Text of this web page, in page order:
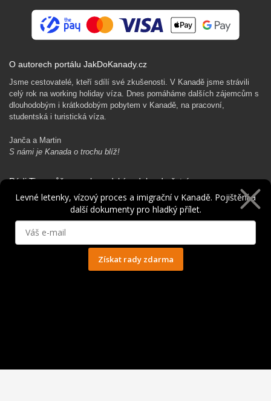
O autorech portálu JakDoKanady.cz
Jsme cestovatelé, kteří sdílí své zkušenosti. V Kanadě jsme strávili
celý rok na working holiday víza. Dnes pomáháme dalších zájemcům s
dlouhodobým i krátkodobým pobytem v Kanadě, na pracovní,
studentská i turistická víza.
Janča a Martin
S námi je Kanada o trochu blíž!
Rádi Ti pomůžeme s kanadským dobrodružstvím…
Levné letenky, vízový proces a imigrační v Kanadě. Pojištění a
další dokumenty pro hladký přílet.
Získat rady zdarma